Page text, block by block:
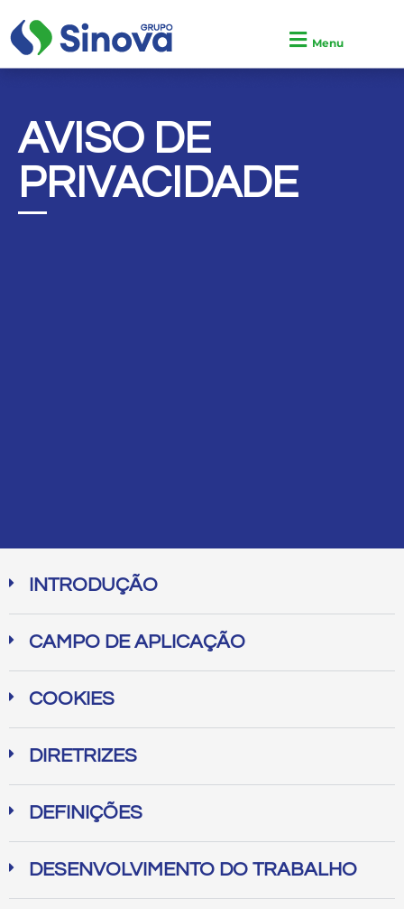
Menu
AVISO DE
PRIVACIDADE
INTRODUÇÃO
CAMPO DE APLICAÇÃO
COOKIES
DIRETRIZES
DEFINIÇÕES
DESENVOLVIMENTO DO TRABALHO